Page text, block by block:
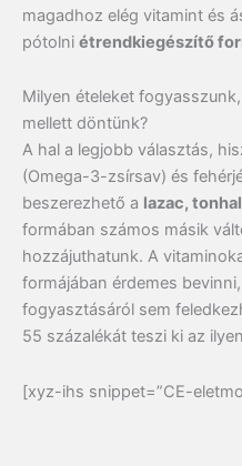
magadhoz elég vitamint és
pótolni étrendkiegészítő
Milyen ételeket
mellett döntünk?
A hal a legjobb választás,
(Omega-3-zsírsav) és
beszerezhető a lazac,
formában számos másik
hozzájuthatunk. A
formájában érdemes
fogyasztásáról sem
55 százalékát teszi ki az
[xyz-ihs snippet=”CE-